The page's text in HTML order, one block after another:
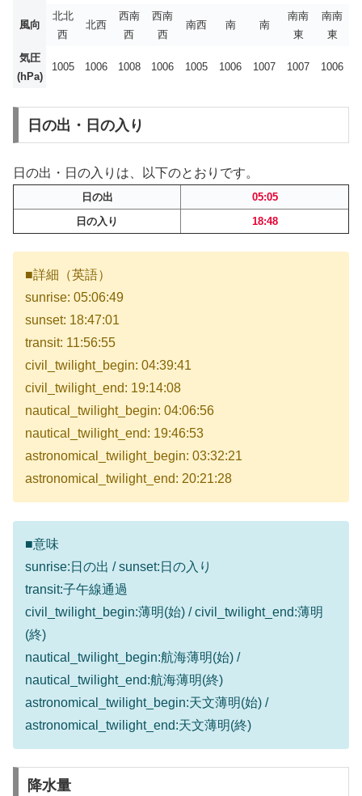
風向
北北
西
北西
西南
西
西南
西
南西 南 南
南南
東
南南
東
気圧
(hPa)
1005 1006 1008 1006 1005 1006 1007 1007 1006
日の出・日の入り
日の出・日の入りは、以下のとおりです。
日の出
05:05
日の入り
18:48
■詳細（英語）
sunrise: 05:06:49
sunset: 18:47:01
transit: 11:56:55
civil_twilight_begin: 04:39:41
civil_twilight_end: 19:14:08
nautical_twilight_begin: 04:06:56
nautical_twilight_end: 19:46:53
astronomical_twilight_begin: 03:32:21
astronomical_twilight_end: 20:21:28
■意味
sunrise:日の出 / sunset:日の入り
transit:子午線通過
civil_twilight_begin:薄明(始) / civil_twilight_end:薄明
(終)
nautical_twilight_begin:航海薄明(始) /
nautical_twilight_end:航海薄明(終)
astronomical_twilight_begin:天文薄明(始) /
astronomical_twilight_end:天文薄明(終)
降水量